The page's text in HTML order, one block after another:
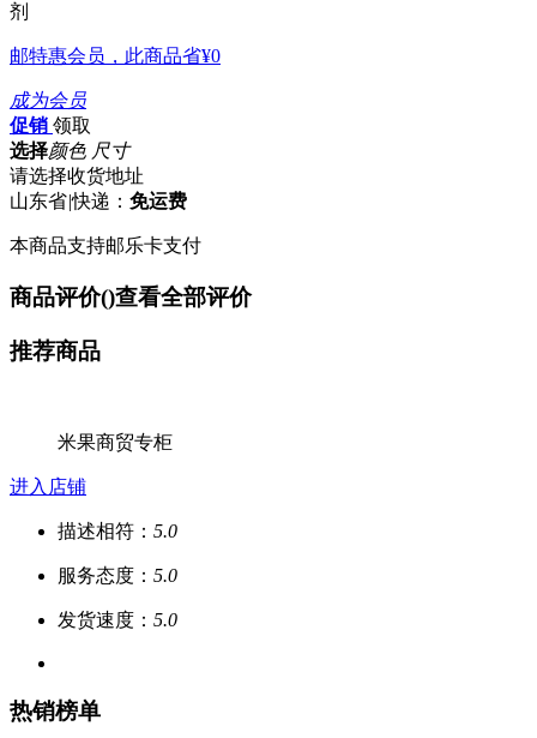
剂
邮特惠会员，此商品省¥0
成为会员
促销 领取
选择颜色 尺寸
请选择收货地址
山东省|快递： 免运费
本商品支持邮乐卡支付
商品评价()查看全部评价
推荐商品
米果商贸专柜
进入店铺
描述相符： 5.0
服务态度： 5.0
发货速度： 5.0
热销榜单